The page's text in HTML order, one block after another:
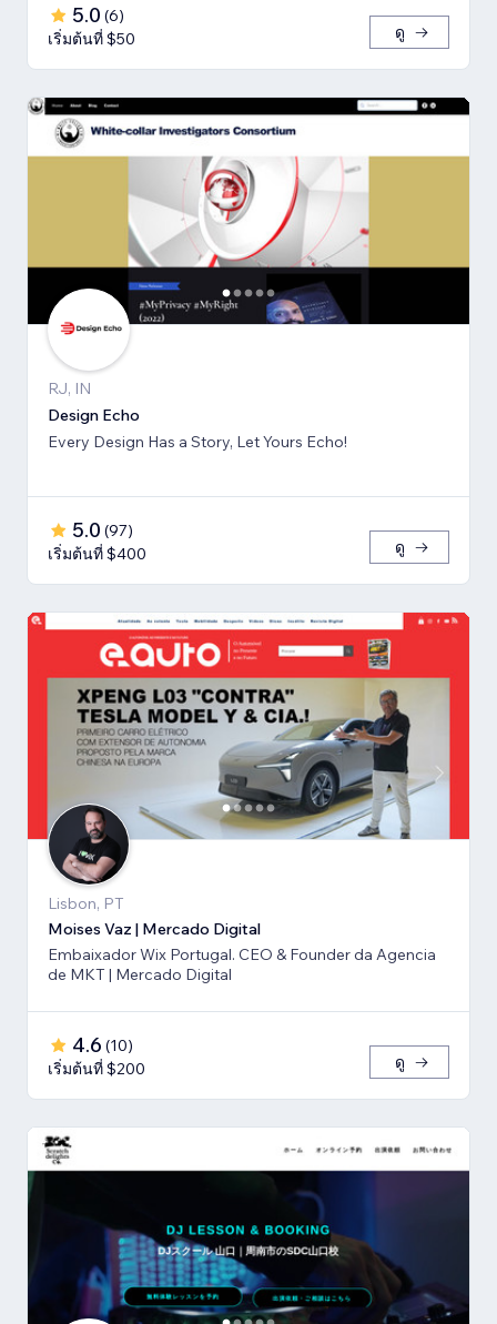
5.0 (6)
เริ่มต้นที่ $50
ดู
RJ, IN
Design Echo
Every Design Has a Story, Let Yours Echo!
5.0 (97)
เริ่มต้นที่ $400
ดู
Lisbon, PT
Moises Vaz | Mercado Digital
Embaixador Wix Portugal. CEO & Founder da Agencia
de MKT | Mercado Digital
4.6 (10)
เริ่มต้นที่ $200
ดู